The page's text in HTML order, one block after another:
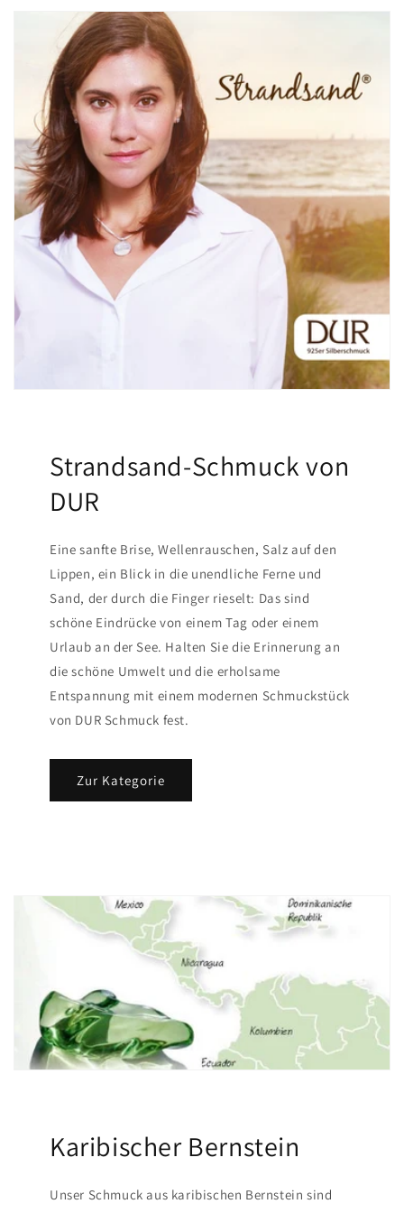
Strandsand-Schmuck von
DUR
Eine sanfte Brise, Wellenrauschen, Salz auf den
Lippen, ein Blick in die unendliche Ferne und
Sand, der durch die Finger rieselt: Das sind
schöne Eindrücke von einem Tag oder einem
Urlaub an der See. Halten Sie die Erinnerung an
die schöne Umwelt und die erholsame
Entspannung mit einem modernen Schmuckstück
von DUR Schmuck fest.
Zur Kategorie
Karibischer Bernstein
Unser Schmuck aus karibischen Bernstein sind